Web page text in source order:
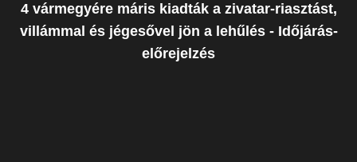
4 vármegyére máris kiadták a zivatar-riasztást,
villámmal és jégesővel jön a lehűlés - Időjárás-
előrejelzés